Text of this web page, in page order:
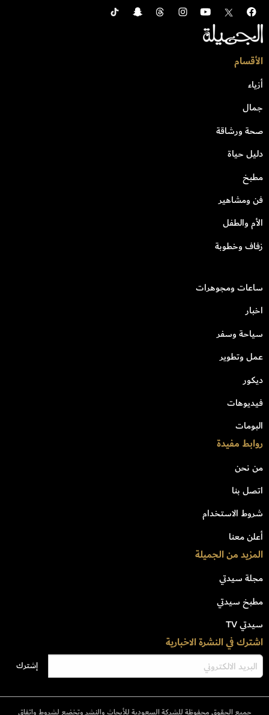
الأقسام
أزياء
جمال
صحة ورشاقة
دليل حياة
مطبخ
فن ومشاهير
الأم والطفل
زفاف وخطوبة
ساعات ومجوهرات
اخبار
سياحة وسفر
عمل وتطوير
ديكور
فيديوهات
البومات
روابط مفيدة
من نحن
اتصل بنا
شروط الاستخدام
أعلن معنا
المزيد من الجميلة
مجلة سيدتي
مطبخ سيدتي
سيدتي TV
اشترك في النشرة الاخبارية